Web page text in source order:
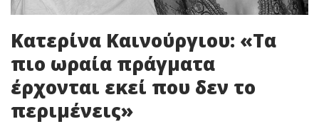
Κατερίνα Καινούργιου: «Τα
πιο ωραία πράγματα
έρχονται εκεί που δεν το
περιμένεις»